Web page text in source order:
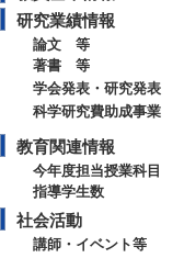
研究業績情報
論文 等
著書 等
学会発表・研究発表
科学研究費助成事業
教育関連情報
今年度担当授業科目
指導学生数
社会活動
講師・イベント等